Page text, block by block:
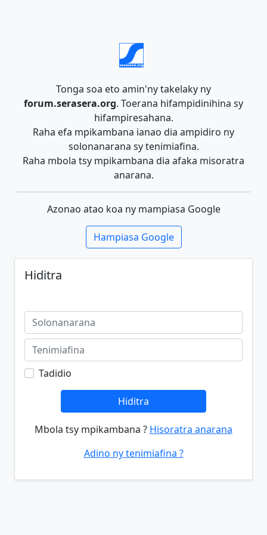
Tonga soa eto amin'ny takelaky ny
forum.serasera.org. Toerana hifampidinihina sy
hifampiresahana.
Raha efa mpikambana ianao dia ampidiro ny
solonanarana sy tenimiafina.
Raha mbola tsy mpikambana dia afaka misoratra
anarana.
Azonao atao koa ny mampiasa Google
Hampiasa Google
Hiditra
Tadidio
Hiditra
Mbola tsy mpikambana ? Hisoratra anarana
Adino ny tenimiafina ?